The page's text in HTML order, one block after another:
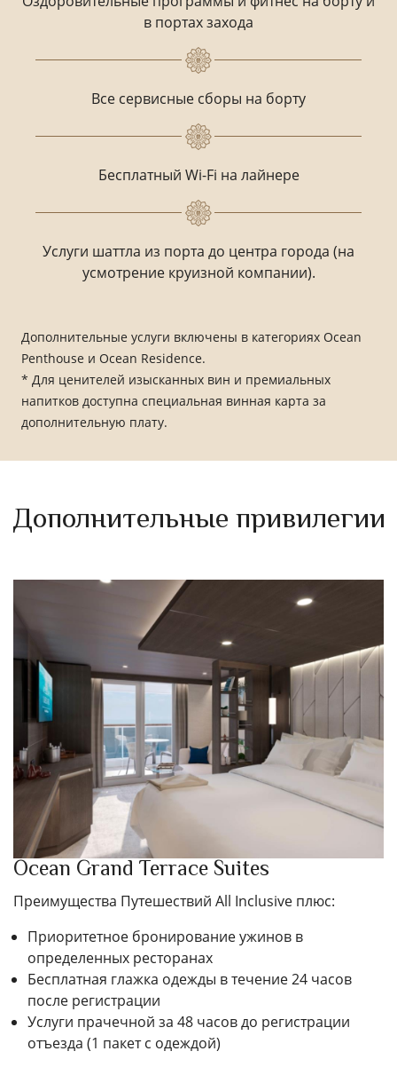
в портах захода
Все сервисные сборы на борту
Бесплатный Wi-Fi на лайнере
Услуги шаттла из порта до центра города (на
усмотрение круизной компании).
Дополнительные услуги включены в категориях Ocean
Penthouse и Ocean Residence.
* Для ценителей изысканных вин и премиальных
напитков доступна специальная винная карта за
дополнительную плату.
Дополнительные привилегии
Ocean Grand Terrace Suites
Преимущества Путешествий All Inclusive плюс:
Приоритетное бронирование ужинов в
определенных ресторанах
Бесплатная глажка одежды в течение 24 часов
после регистрации
Услуги прачечной за 48 часов до регистрации
отъезда (1 пакет с одеждой)